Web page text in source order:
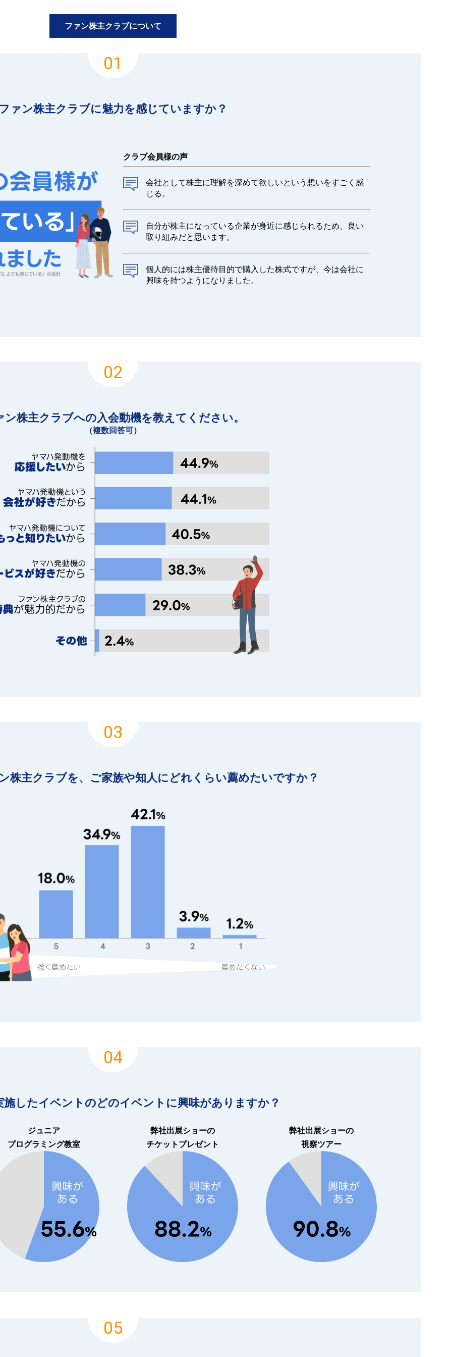
ファン株主クラブについて
01
ァン株主クラブに魅力を感じていますか？
クラブ会員様の声
会社として株主に理解を深めて欲しいという想いをすごく感
じる。
自分が株主になっている企業が身近に感じられるため、良い
取り組みだと思います。
個人的には株主優待目的で購入した株式ですが、今は会社に
興味を持つようになりました。
02
ン株主クラブへの入会動機を教えてください。
（複数回答可）
03
株主クラブを、 ご家族や知人にどれくらい薦めたいですか？
04
施したイベントのどのイベントに興味がありますか？
ジュニア
プログラミング教室
弊社出展ショーの
チケットプレゼント
弊社出展ショーの
視察ツアー
05